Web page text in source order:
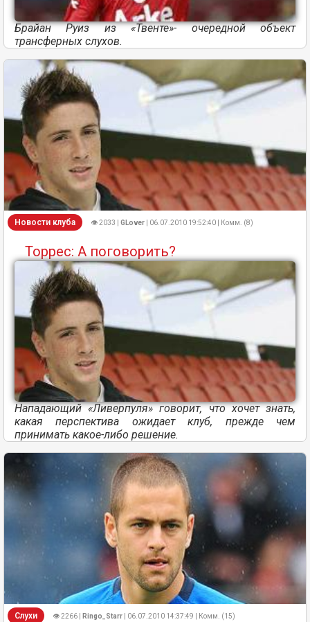
Брайан Руиз из «Твенте»- очередной объект
трансферных слухов.
Новости клуба 👁 2033 | GLover | 06.07.2010 19:52:40 | Комм. (8)
Торрес: А поговорить?
Нападающий «Ливерпуля» говорит, что хочет знать,
какая перспектива ожидает клуб, прежде чем
принимать какое-либо решение.
Слухи 👁 2266 | Ringo_Starr | 06.07.2010 14:37:49 | Комм. (15)